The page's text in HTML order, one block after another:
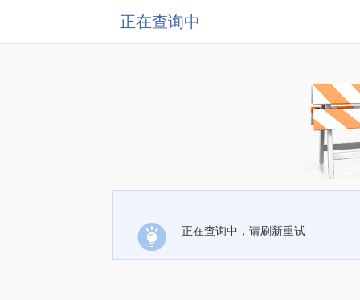
正在查询中
正在查询中，请刷新重试